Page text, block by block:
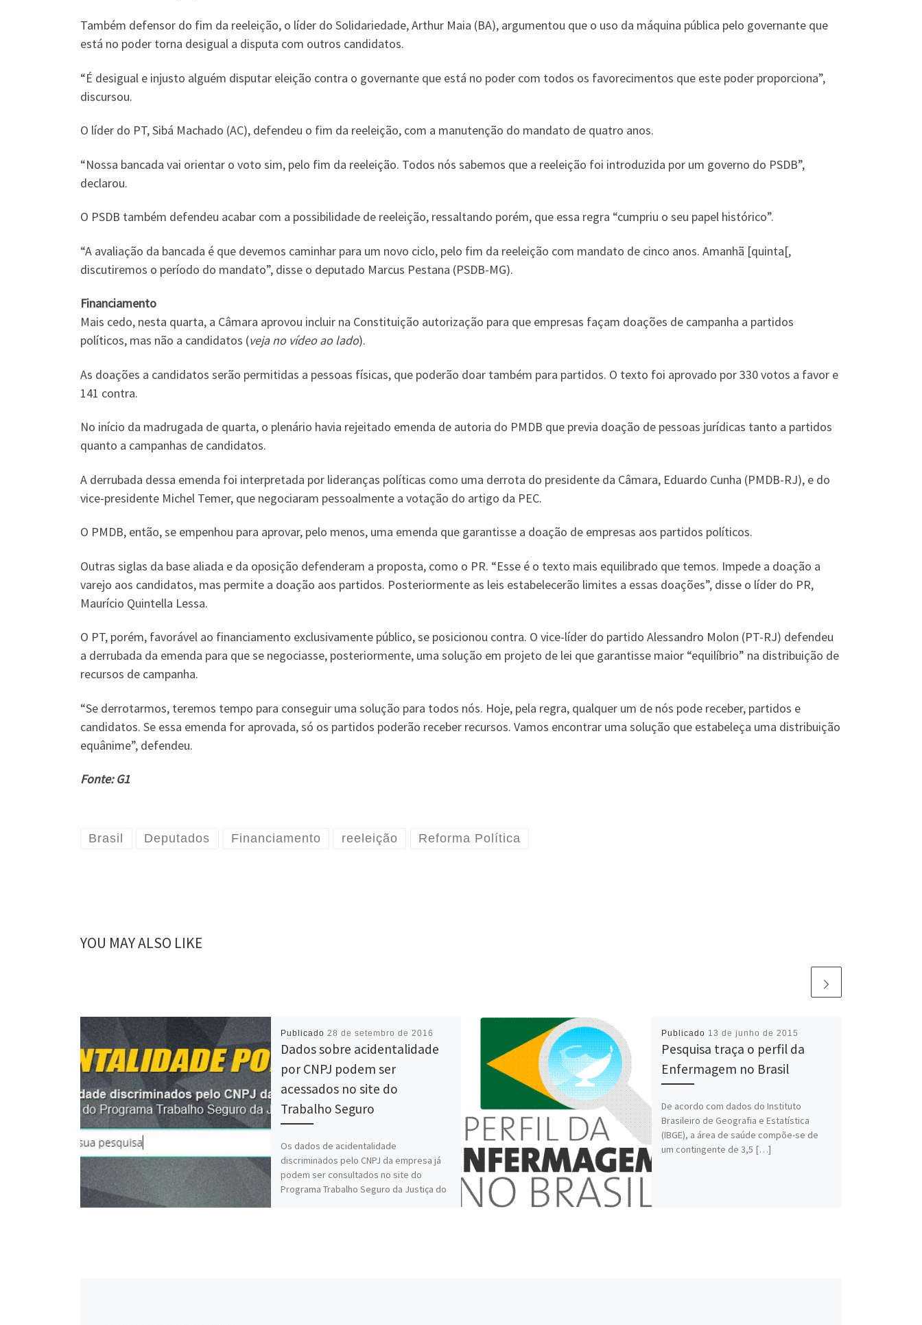
Também defensor do fim da reeleição, o líder do Solidariedade, Arthur Maia (BA), argumentou que o uso da máquina pública pelo governante que
está no poder torna desigual a disputa com outros candidatos.
“É desigual e injusto alguém disputar eleição contra o governante que está no poder com todos os favorecimentos que este poder proporciona”,
discursou.
O líder do PT, Sibá Machado (AC), defendeu o fim da reeleição, com a manutenção do mandato de quatro anos.
“Nossa bancada vai orientar o voto sim, pelo fim da reeleição. Todos nós sabemos que a reeleição foi introduzida por um governo do PSDB”,
declarou.
O PSDB também defendeu acabar com a possibilidade de reeleição, ressaltando porém, que essa regra “cumpriu o seu papel histórico”.
“A avaliação da bancada é que devemos caminhar para um novo ciclo, pelo fim da reeleição com mandato de cinco anos. Amanhã [quinta[,
discutiremos o período do mandato”, disse o deputado Marcus Pestana (PSDB-MG).
Financiamento
Mais cedo, nesta quarta, a Câmara aprovou incluir na Constituição autorização para que empresas façam doações de campanha a partidos
políticos, mas não a candidatos (veja no vídeo ao lado).
As doações a candidatos serão permitidas a pessoas físicas, que poderão doar também para partidos. O texto foi aprovado por 330 votos a favor e
141 contra.
No início da madrugada de quarta, o plenário havia rejeitado emenda de autoria do PMDB que previa doação de pessoas jurídicas tanto a partidos
quanto a campanhas de candidatos.
A derrubada dessa emenda foi interpretada por lideranças políticas como uma derrota do presidente da Câmara, Eduardo Cunha (PMDB-RJ), e do
vice-presidente Michel Temer, que negociaram pessoalmente a votação do artigo da PEC.
O PMDB, então, se empenhou para aprovar, pelo menos, uma emenda que garantisse a doação de empresas aos partidos políticos.
Outras siglas da base aliada e da oposição defenderam a proposta, como o PR. “Esse é o texto mais equilibrado que temos. Impede a doação a
varejo aos candidatos, mas permite a doação aos partidos. Posteriormente as leis estabelecerão limites a essas doações”, disse o líder do PR,
Maurício Quintella Lessa.
O PT, porém, favorável ao financiamento exclusivamente público, se posicionou contra. O vice-líder do partido Alessandro Molon (PT-RJ) defendeu
a derrubada da emenda para que se negociasse, posteriormente, uma solução em projeto de lei que garantisse maior “equilíbrio” na distribuição de
recursos de campanha.
“Se derrotarmos, teremos tempo para conseguir uma solução para todos nós. Hoje, pela regra, qualquer um de nós pode receber, partidos e
candidatos. Se essa emenda for aprovada, só os partidos poderão receber recursos. Vamos encontrar uma solução que estabeleça uma distribuição
equânime”, defendeu.
Fonte: G1
Brasil Deputados Financiamento reeleição Reforma Política
YOU MAY ALSO LIKE
Publicado 28 de setembro de 2016
Dados sobre acidentalidade
por CNPJ podem ser
acessados no site do
Trabalho Seguro
Os dados de acidentalidade
discriminados pelo CNPJ da empresa já
podem ser consultados no site do
Programa Trabalho Seguro da Justiça do
Publicado 13 de junho de 2015
Pesquisa traça o perfil da
Enfermagem no Brasil
De acordo com dados do Instituto
Brasileiro de Geografia e Estatística
(IBGE), a área de saúde compõe-se de
um contingente de 3,5 […]